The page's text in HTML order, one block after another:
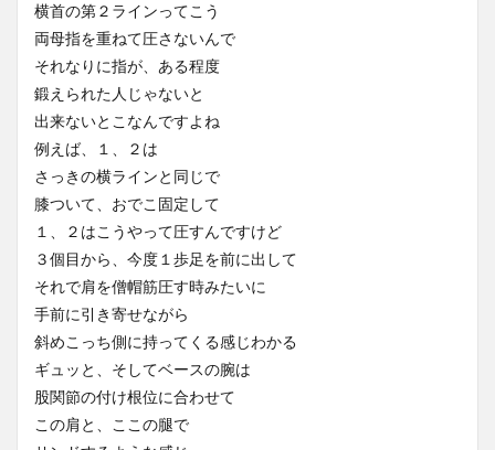
横首の第２ラインってこう
両母指を重ねて圧さないんで
それなりに指が、ある程度
鍛えられた人じゃないと
出来ないとこなんですよね
例えば、１、２は
さっきの横ラインと同じで
膝ついて、おでこ固定して
１、２はこうやって圧すんですけど
３個目から、今度１歩足を前に出して
それで肩を僧帽筋圧す時みたいに
手前に引き寄せながら
斜めこっち側に持ってくる感じわかる
ギュッと、そしてベースの腕は
股関節の付け根位に合わせて
この肩と、ここの腿で